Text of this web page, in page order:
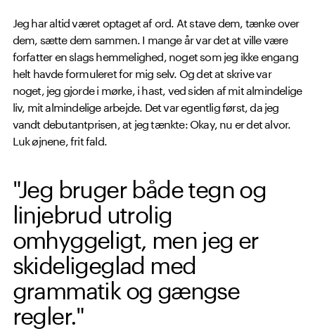
Jeg har altid været optaget af ord. At stave dem, tænke over
dem, sætte dem sammen. I mange år var det at ville være
forfatter en slags hemmelighed, noget som jeg ikke engang
helt havde formuleret for mig selv. Og det at skrive var
noget, jeg gjorde i mørke, i hast, ved siden af mit almindelige
liv, mit almindelige arbejde. Det var egentlig først, da jeg
vandt debutantprisen, at jeg tænkte: Okay, nu er det alvor.
Luk øjnene, frit fald.
"Jeg bruger både tegn og
linjebrud utrolig
omhyggeligt, men jeg er
skideligeglad med
grammatik og gængse
regler."